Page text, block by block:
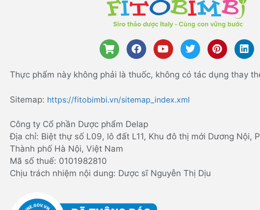
Thực phẩm này không phải là thuốc, không có tác dụng thay
Sitemap: https://fitobimbi.vn/sitemap_index.xml
Công ty Cổ phần Dược phẩm Delap
Địa chỉ: Biệt thự số L09, lô đất L11, Khu đô thị mới Dương Nội,
Thành phố Hà Nội, Việt Nam
Mã số thuế: 0101982810
Chịu trách nhiệm nội dung: Dược sĩ Nguyễn Thị Dịu